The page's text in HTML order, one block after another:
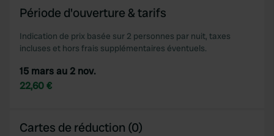
Période d'ouverture & tarifs
Indication de prix basée sur 2 personnes par nuit, taxes
incluses et hors frais supplémentaires éventuels.
15 mars au 2 nov.
22,60 €
Cartes de réduction (0)